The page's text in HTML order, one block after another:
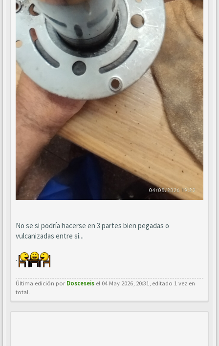
No se si podría hacerse en 3 partes bien pegadas o
vulcanizadas entre si...
.
Última edición porDosceseis el 04 May 2026, 20:31, editado 1 vez en
total.